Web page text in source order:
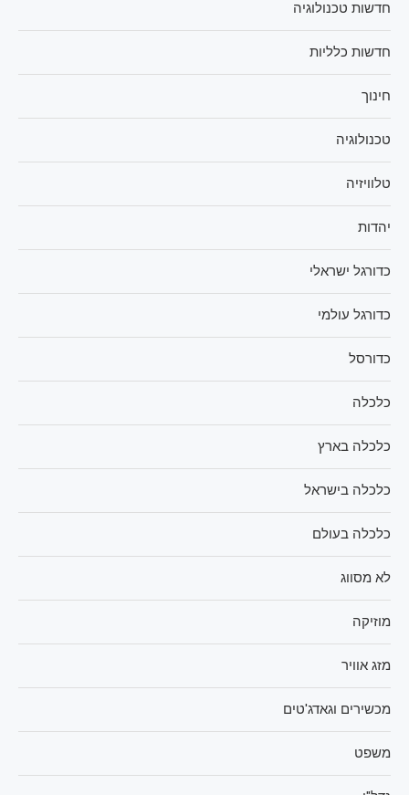
חדשות טכנולוגיה
חדשות כלליות
חינוך
טכנולוגיה
טלוויזיה
יהדות
כדורגל ישראלי
כדורגל עולמי
כדורסל
כלכלה
כלכלה בארץ
כלכלה בישראל
כלכלה בעולם
לא מסווג
מוזיקה
מזג אוויר
מכשירים וגאדג'טים
משפט